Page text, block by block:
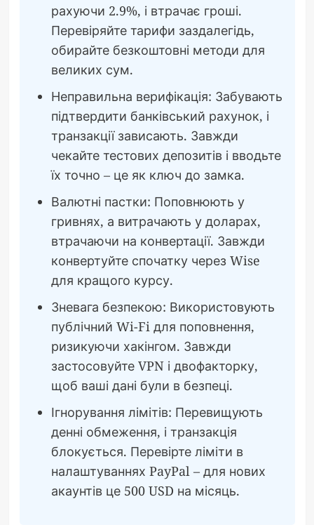
рахуючи 2.9%, і втрачає гроші.
Перевіряйте тарифи заздалегідь,
обирайте безкоштовні методи для
великих сум.
Неправильна верифікація: Забувають
підтвердити банківський рахунок, і
транзакції зависають. Завжди
чекайте тестових депозитів і вводьте
їх точно – це як ключ до замка.
Валютні пастки: Поповнюють у
гривнях, а витрачають у доларах,
втрачаючи на конвертації. Завжди
конвертуйте спочатку через Wise
для кращого курсу.
Зневага безпекою: Використовують
публічний Wi-Fi для поповнення,
ризикуючи хакінгом. Завжди
застосовуйте VPN і двофакторку,
щоб ваші дані були в безпеці.
Ігнорування лімітів: Перевищують
денні обмеження, і транзакція
блокується. Перевірте ліміти в
налаштуваннях PayPal – для нових
акаунтів це 500 USD на місяць.